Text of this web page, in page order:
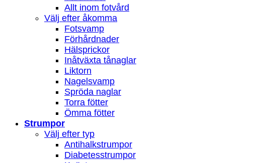
Allt inom fotvård
Välj efter åkomma
Fotsvamp
Förhårdnader
Hälsprickor
Inåtväxta tånaglar
Liktorn
Nagelsvamp
Spröda naglar
Torra fötter
Ömma fötter
Strumpor
Välj efter typ
Antihalkstrumpor
Diabetesstrumpor